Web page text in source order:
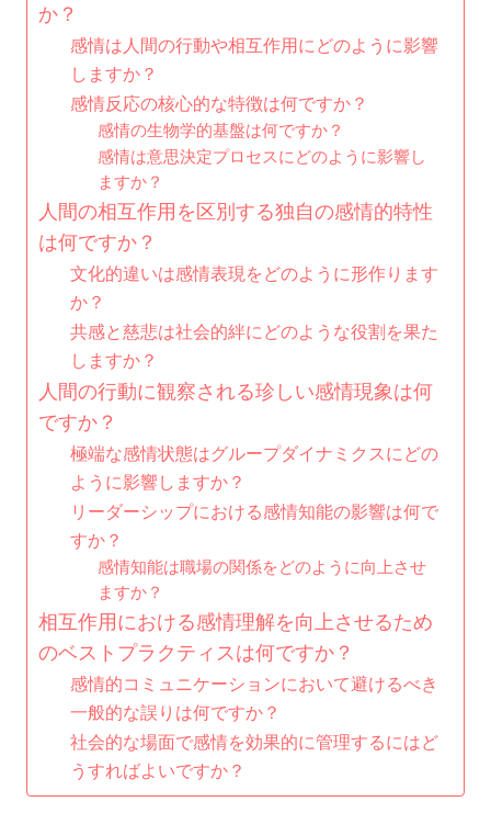
か？
感情は人間の行動や相互作用にどのように影響
しますか？
感情反応の核心的な特徴は何ですか？
感情の生物学的基盤は何ですか？
感情は意思決定プロセスにどのように影響し
ますか？
人間の相互作用を区別する独自の感情的特性
は何ですか？
文化的違いは感情表現をどのように形作ります
か？
共感と慈悲は社会的絆にどのような役割を果た
しますか？
人間の行動に観察される珍しい感情現象は何
ですか？
極端な感情状態はグループダイナミクスにどの
ように影響しますか？
リーダーシップにおける感情知能の影響は何で
すか？
感情知能は職場の関係をどのように向上させ
ますか？
相互作用における感情理解を向上させるため
のベストプラクティスは何ですか？
感情的コミュニケーションにおいて避けるべき
一般的な誤りは何ですか？
社会的な場面で感情を効果的に管理するにはど
うすればよいですか？